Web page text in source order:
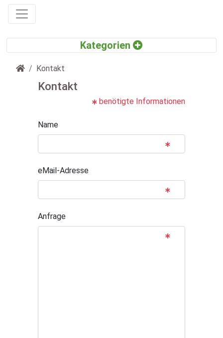
Startseite
Kontakt
Kontakt
benötigte Informationen
Name
eMail-Adresse
Anfrage